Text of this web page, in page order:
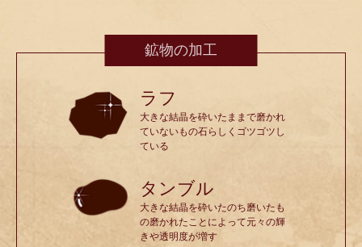
鉱物の加工
ラフ
大きな結晶を砕いたままで磨かれ
ていないもの石らしくゴツゴツし
ている
タンブル
大きな結晶を砕いたのち磨いたも
の磨かれたことによって元々の輝
きや透明度が増す